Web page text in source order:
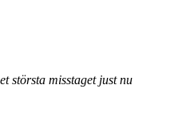
största misstaget just nu